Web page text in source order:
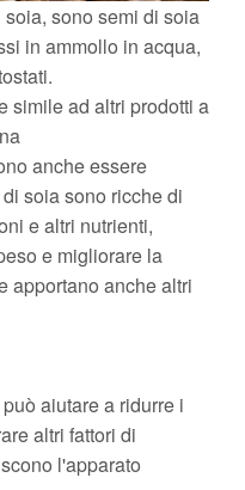
sono semi di soia
in ammollo in acqua,
simile ad altri prodotti a
anche essere
soia sono ricche di
e altri nutrienti,
e migliorare la
apportano anche altri
aiutare a ridurre i
altri fattori di
l'apparato